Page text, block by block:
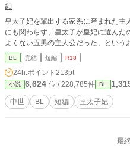
art/Isekai-Demon-
釦
皇太子妃を輩出する家系に産まれた主
にも関わらず、皇太子が皇妃に選ん
よくない五男の主人公だった、という
BL 完結 短編 R18
24h.ポイント 213pt
小説 6,624 位 / 228,785件 BL
中世 BL 短編 皇太子妃
最